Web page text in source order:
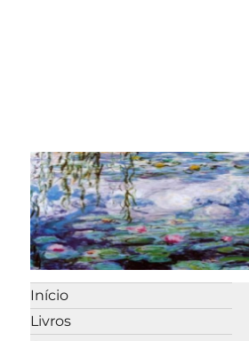
Início
Livros